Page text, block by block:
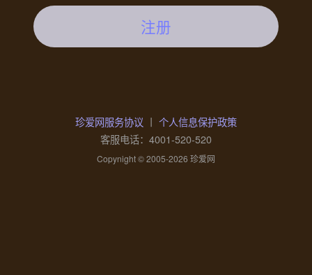
注册
珍爱网服务协议 丨 个人信息保护政策
客服电话：4001-520-520
Copynight © 2005-2026 珍爱网